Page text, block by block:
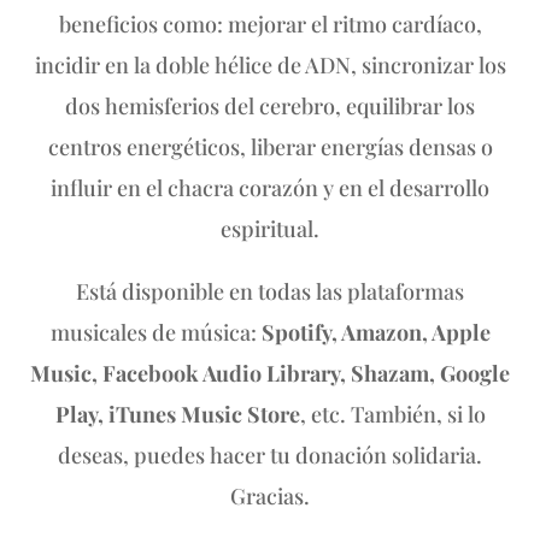
beneficios como: mejorar el ritmo cardíaco,
incidir en la doble hélice de ADN, sincronizar los
dos hemisferios del cerebro, equilibrar los
centros energéticos, liberar energías densas o
influir en el chacra corazón y en el desarrollo
espiritual.
Está disponible en todas las plataformas
musicales de música: Spotify, Amazon, Apple
Music, Facebook Audio Library, Shazam, Google
Play, iTunes Music Store, etc. También, si lo
deseas, puedes hacer tu donación solidaria.
Gracias.